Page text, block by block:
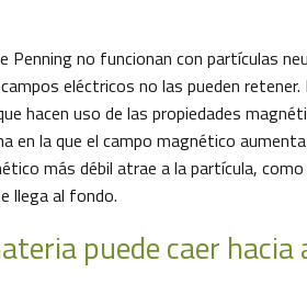
Penning no funcionan con partículas
eléctricos no las pueden
hacen uso de las propiedades
en la que el campo magnético
más débil atrae a la partícula,
llega al fondo.
puede caer hacia